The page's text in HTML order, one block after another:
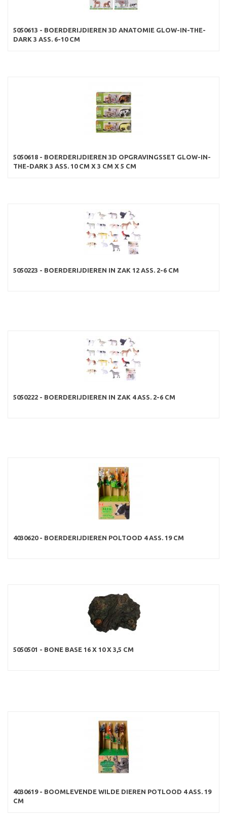
5050613 - BOERDERIJDIEREN 3D ANATOMIE GLOW-IN-THE-
DARK 3 ASS. 6-10 CM
5050618 - BOERDERIJDIEREN 3D OPGRAVINGSSET GLOW-IN-
THE-DARK 3 ASS. 10 CM X 3 CM X 5 CM
5050223 - BOERDERIJDIEREN IN ZAK 12 ASS. 2-6 CM
5050222 - BOERDERIJDIEREN IN ZAK 4 ASS. 2-6 CM
4030620 - BOERDERIJDIEREN POLTOOD 4 ASS. 19 CM
5050501 - BONE BASE 16 X 10 X 3,5 CM
4030619 - BOOMLEVENDE WILDE DIEREN POTLOOD 4 ASS. 19
CM